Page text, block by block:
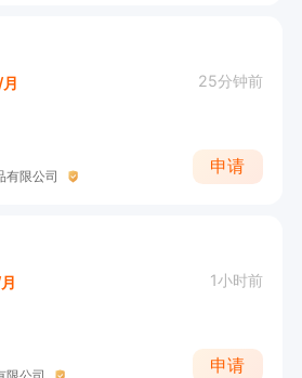
25分钟前
有限公司
申请
1小时前
申请